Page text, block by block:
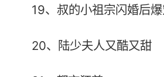
19、叔的小祖宗闪婚后
20、陆少夫人又酷又甜